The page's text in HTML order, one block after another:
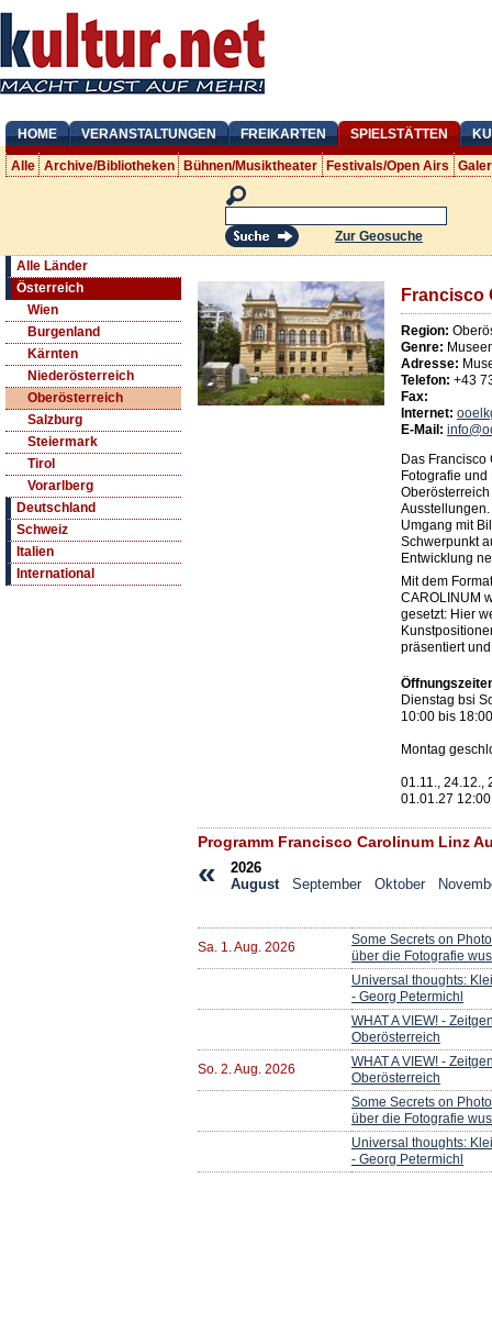
HOME VERANSTALTUNGEN FREIKARTEN SPIELSTÄTTEN
Alle Archive/Bibliotheken Bühnen/Musiktheater Festivals/Open Airs
Zur Geosuche
Alle Länder
Österreich
Wien
Burgenland
Kärnten
Niederösterreich
Oberösterreich
Salzburg
Steiermark
Tirol
Vorarlberg
Deutschland
Schweiz
Italien
International
Francisco
Region:
Genre:
Adresse:
Telefon: +43
Fax:
Internet:
E-Mail:
Das
Fotografie
Umgang mit
Schwerpunkt
Entwicklung
Mit dem
CAROLINUM
gesetzt: Hier
präsentiert
Dienstag bsi
10:00 bis
Montag
01.11., 24.12.,
01.01.27
Programm Francisco Carolinum Linz
«
2026
August
September Oktober
Sa. 1. Aug. 2026
Some Secrets on
über die Fotografie
Universal thoughts:
- Georg Petermichl
WHAT A VIEW! -
Oberösterreich
So. 2. Aug. 2026
WHAT A VIEW! -
Oberösterreich
Some Secrets on
über die Fotografie
Universal thoughts:
- Georg Petermichl